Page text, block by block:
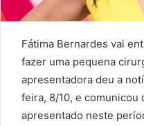
Fátima Bernardes vai
fazer uma pequena
apresentadora deu a
feira, 8/10, e comunicou
apresentado neste